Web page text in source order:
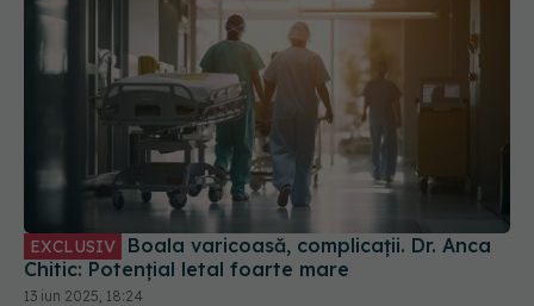
EXCLUSIV
Chitic: Potențial letal foarte mare
13 iun 2025, 18:24